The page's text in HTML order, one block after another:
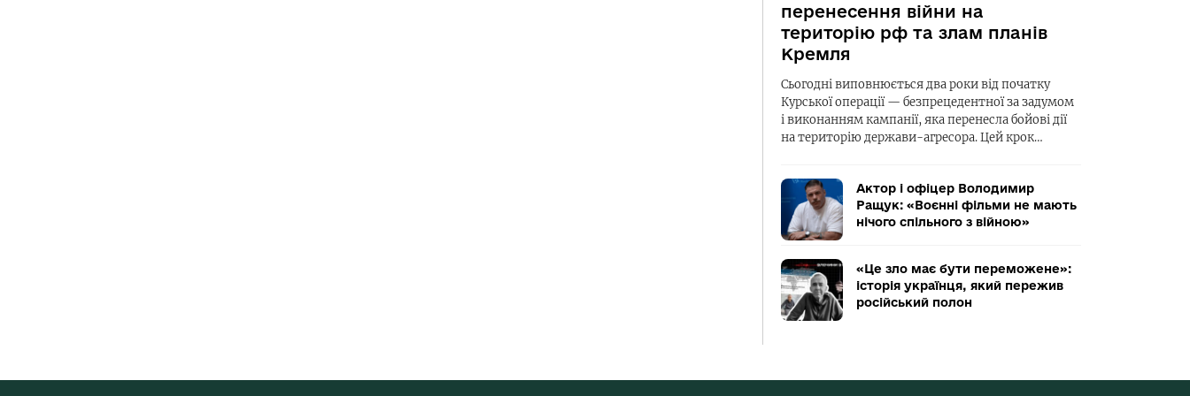
перенесення війни на
територію рф та злам планів
Кремля
Сьогодні виповнюється два роки від початку
Курської операції — безпрецедентної за задумом
і виконанням кампанії, яка перенесла бойові дії
на територію держави-агресора. Цей крок…
Актор і офіцер Володимир
Ращук: «Воєнні фільми не мають
нічого спільного з війною»
«Це зло має бути переможене»:
історія українця, який пережив
російський полон